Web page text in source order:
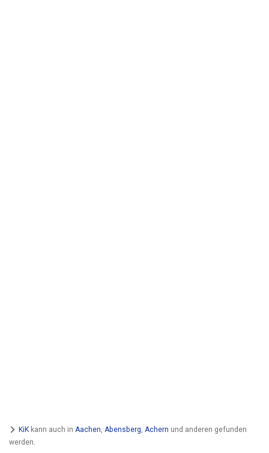
KiK kann auch in Aachen Abensberg Achern und anderen gefunden
werden.